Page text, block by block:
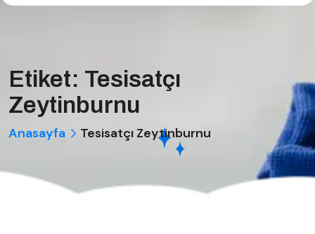
Etiket: Tesisatçı
Zeytinburnu
Anasayfa Tesisatçı Zeytinburnu